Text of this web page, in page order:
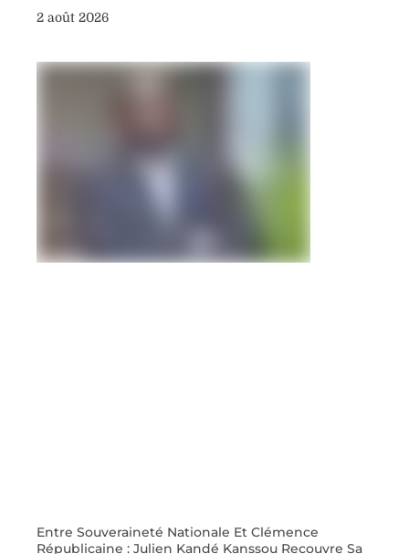
2 août 2026
Entre Souveraineté Nationale Et Clémence
Républicaine : Julien Kandé Kanssou Recouvre Sa